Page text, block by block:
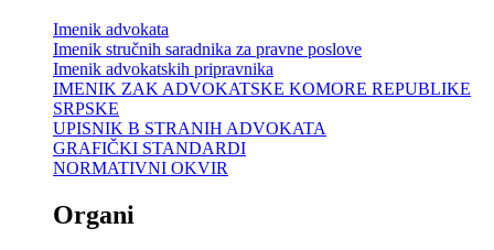
Imenik advokata
Imenik stručnih saradnika za pravne poslove
Imenik advokatskih pripravnika
IMENIK ZAK ADVOKATSKE KOMORE REPUBLIKE
SRPSKE
UPISNIK B STRANIH ADVOKATA
GRAFIČKI STANDARDI
NORMATIVNI OKVIR
Organi